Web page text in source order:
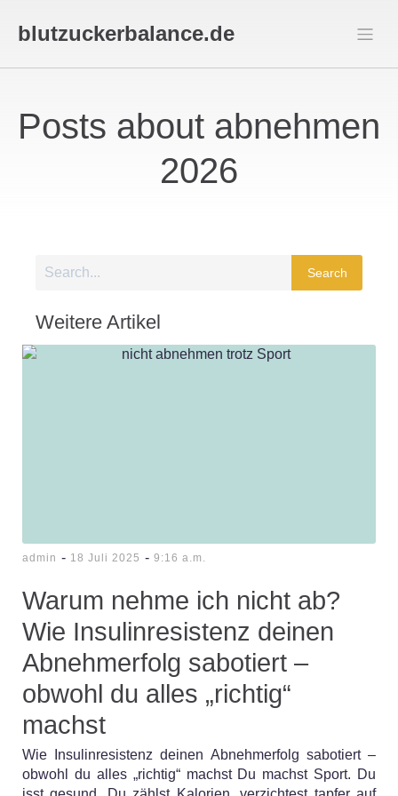
blutzuckerbalance.de
Posts about abnehmen
2026
Search
Weitere Artikel
admin - 18 Juli 2025 - 9:16 a.m.
Warum nehme ich nicht ab?
Wie Insulinresistenz deinen
Abnehmerfolg sabotiert –
obwohl du alles „richtig“
machst
Wie Insulinresistenz deinen Abnehmerfolg sabotiert –
obwohl du alles „richtig“ machst Du machst Sport. Du